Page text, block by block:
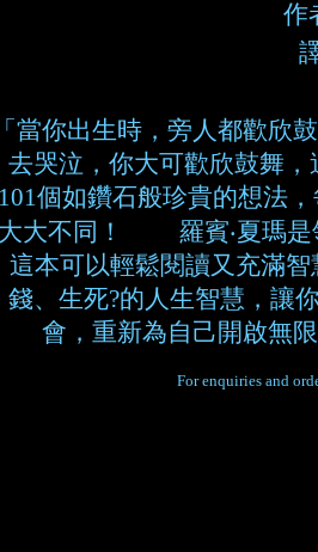
作
「當你出生時，旁人都歡欣
去哭泣，你大可歡欣鼓
101個如鑽石般珍貴的想法
大大不同！ 羅賓‧夏瑪是
這本可以輕鬆閱讀又充滿
錢、生死?的人生智慧，讓
會，重新為自己開啟無
For enquiries and